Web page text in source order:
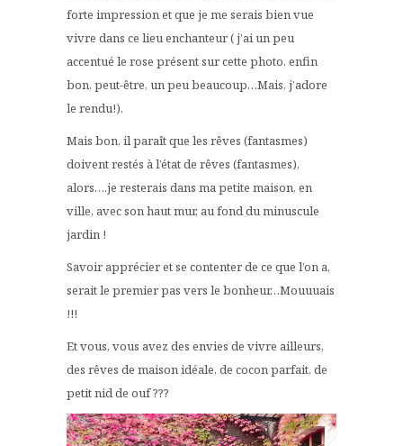
forte impression et que je me serais bien vue
vivre dans ce lieu enchanteur ( j’ai un peu
accentué le rose présent sur cette photo, enfin
bon, peut-être, un peu beaucoup…Mais, j’adore
le rendu!).
Mais bon, il paraît que les rêves (fantasmes)
doivent restés à l’état de rêves (fantasmes),
alors….je resterais dans ma petite maison, en
ville, avec son haut mur, au fond du minuscule
jardin !
Savoir apprécier et se contenter de ce que l’on a,
serait le premier pas vers le bonheur…Mouuuais
!!!
Et vous, vous avez des envies de vivre ailleurs,
des rêves de maison idéale, de cocon parfait, de
petit nid de ouf ???